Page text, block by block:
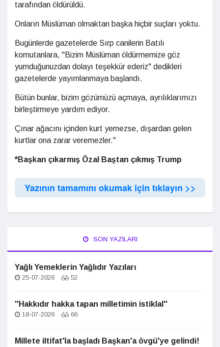
tarafından öldürüldü.
Onların Müslüman olmaktan başka hiçbir suçları yoktu.
Bugünlerde gazetelerde Sırp canilerin Batılı
komutanlara, "Bizim Müslüman öldürmemize göz
yumduğunuzdan dolayı teşekkür ederiz" dedikleri
gazetelerde yayımlanmaya başlandı.
Bütün bunlar, bizim gözümüzü açmaya, ayrılıklarımızı
birleştirmeye yardım ediyor.
Çınar ağacını içinden kurt yemezse, dışardan gelen
kurtlar ona zarar veremezler."
*Başkan çıkarmış Özal Baştan çıkmış Trump
Yazının tamamını okumak için tıklayın >>
SON YAZILARI
Yağlı Yemeklerin Yağlıdır Yazıları
25-07-2026 52
''Hakkıdır hakka tapan milletimin istiklal''
18-07-2026 66
Millete iltifat'la başladı Başkan'a övgü'ye gelindi!